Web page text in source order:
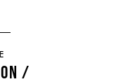
/